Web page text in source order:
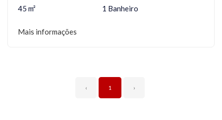
45 m² 1 Banheiro
Mais informações
‹ 1 ›